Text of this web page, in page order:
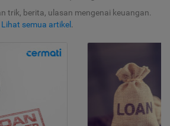
trik, berita, ulasan mengenai keuangan.
Lihat semua artikel .